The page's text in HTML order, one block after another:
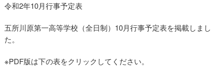
10月行事予定
令和2年10月行事予定表
五所川原第一高等学校（全日制）10月行事予定表を掲載しまし
た。
※PDF版は下の表をクリックしてください。